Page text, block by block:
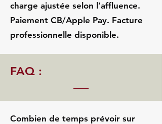
charge ajustée selon l’affluence.
Paiement CB/Apple Pay. Facture
professionnelle disponible.
FAQ :
Combien de temps prévoir sur